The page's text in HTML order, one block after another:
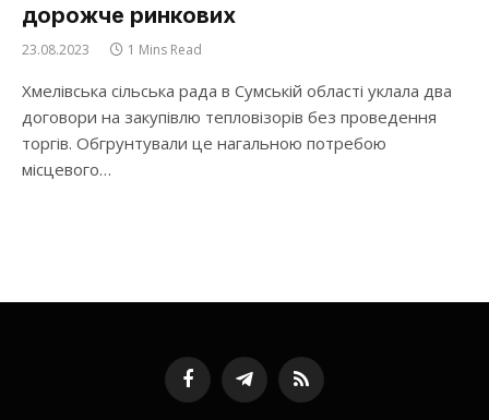
дорожче ринкових
23.08.2023 1 Mins Read
Хмелівська сільська рада в Сумській області уклала два
договори на закупівлю тепловізорів без проведення
торгів. Обгрунтували це нагальною потребою
місцевого…
FacebookTelegramRSS